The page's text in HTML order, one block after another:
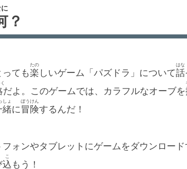
？
ても楽
たの
しいゲーム「パズドラ」について話
はな
だよ。このゲームでは、カラフルなオーブを
緒
しょ
に冒険
ぼうけん
するんだ！
ォンやタブレットにゲームをダウンロード
込
こ
もう！